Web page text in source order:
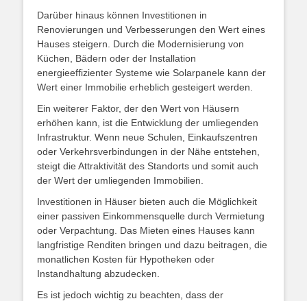
Darüber hinaus können Investitionen in
Renovierungen und Verbesserungen den Wert eines
Hauses steigern. Durch die Modernisierung von
Küchen, Bädern oder der Installation
energieeffizienter Systeme wie Solarpanele kann der
Wert einer Immobilie erheblich gesteigert werden.
Ein weiterer Faktor, der den Wert von Häusern
erhöhen kann, ist die Entwicklung der umliegenden
Infrastruktur. Wenn neue Schulen, Einkaufszentren
oder Verkehrsverbindungen in der Nähe entstehen,
steigt die Attraktivität des Standorts und somit auch
der Wert der umliegenden Immobilien.
Investitionen in Häuser bieten auch die Möglichkeit
einer passiven Einkommensquelle durch Vermietung
oder Verpachtung. Das Mieten eines Hauses kann
langfristige Renditen bringen und dazu beitragen, die
monatlichen Kosten für Hypotheken oder
Instandhaltung abzudecken.
Es ist jedoch wichtig zu beachten, dass der